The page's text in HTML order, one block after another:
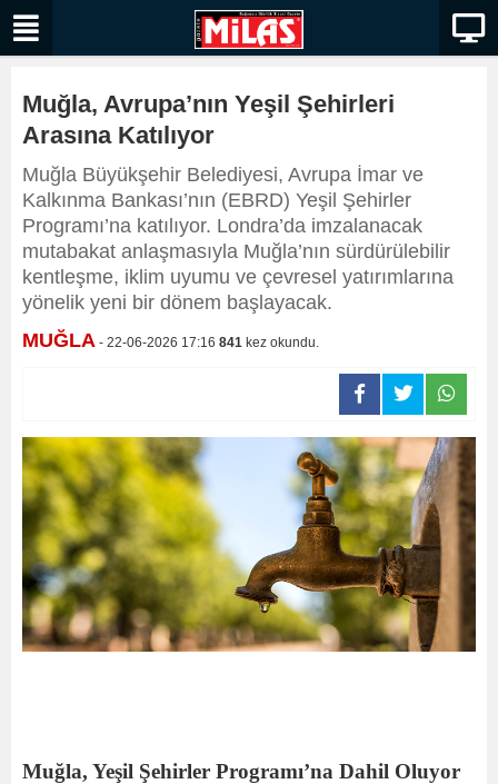
Muğla, Avrupa’nın Yeşil Şehirleri
Arasına Katılıyor
Muğla Büyükşehir Belediyesi, Avrupa İmar ve
Kalkınma Bankası’nın (EBRD) Yeşil Şehirler
Programı’na katılıyor. Londra’da imzalanacak
mutabakat anlaşmasıyla Muğla’nın sürdürülebilir
kentleşme, iklim uyumu ve çevresel yatırımlarına
yönelik yeni bir dönem başlayacak.
MUĞLA - 22-06-2026 17:16 841 kez okundu.
Muğla, Yeşil Şehirler Programı’na Dahil Oluyor